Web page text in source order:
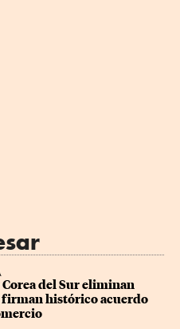
del Sur eliminan
firman histórico acuerdo